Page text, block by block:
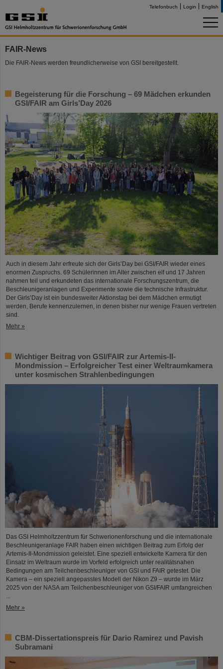
Telefonbuch Login English
FAIR-News
Die FAIR-News werden freundlicherweise von GSI bereitgestellt.
Begeisterung für die Forschung – 69 Mädchen erkunden
GSI/FAIR am Girls’Day 2026
Auch in diesem Jahr erfreute sich der Girls’Day bei GSI/FAIR wieder eines
enormen Zuspruchs. 69 Schülerinnen im Alter zwischen elf und 17 Jahren
nahmen teil und erkundeten das internationale Forschungszentrum, die
Beschleunigeranlagen und Experimente sowie die technische Infrastruktur.
Der Girls’Day ist ein bundesweiter Aktionstag bei dem Mädchen ermutigt
werden, Berufe kennenzulernen, in denen bisher nur wenige Frauen vertreten
sind.
Mehr »
Wichtiger Beitrag von GSI/FAIR zur Artemis-II-
Mondmission – Erfolgreicher Test einer Weltraumkamera
unter kosmischen Strahlenbedingungen
Das GSI Helmholtzzentrum für Schwerionenforschung und die internationale
Beschleunigeranlage FAIR haben einen wichtigen Beitrag zum Erfolg der
Artemis-II-Mondmission geleistet. Eine speziell entwickelte Kamera für den
Einsatz im Weltraum wurde im Vorfeld erfolgreich unter realitätsnahen
Bedingungen am Teilchenbeschleuniger von GSI und FAIR getestet. Die
Kamera – ein speziell angepasstes Modell der Nikon Z9 – wurde im März
2025 von der NASA am Teilchenbeschleuniger von GSI/FAIR umfangreichen
Mehr »
CBM-Dissertationspreis für Dario Ramirez und Pavish
Subramani